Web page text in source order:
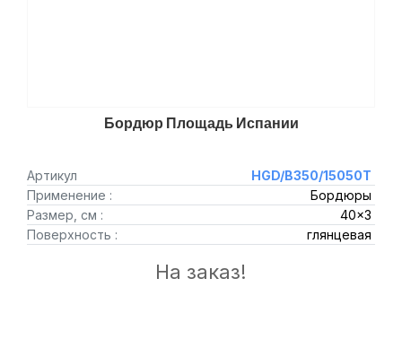
Бордюр Площадь Испании
Артикул
HGD/B350/15050T
Применение :
Бордюры
Размер, см :
40x3
Поверхность :
глянцевая
На заказ!